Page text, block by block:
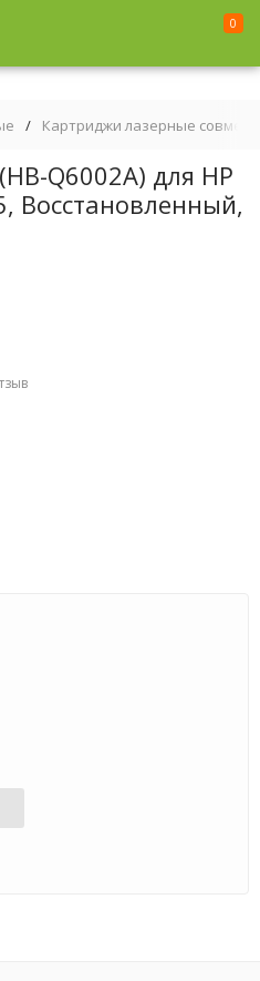
0
/ Картриджи лазерные
Q6002A) для HP
Восстановленный,